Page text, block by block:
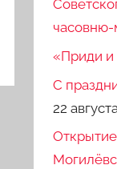
«Приди и
C
22